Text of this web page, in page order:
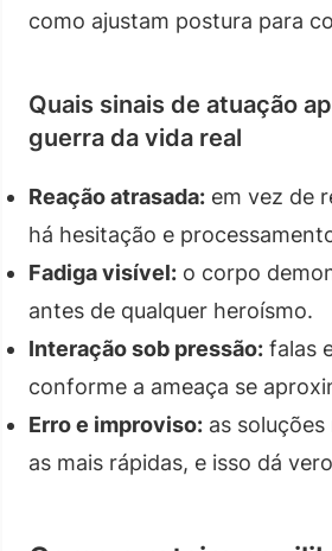
como ajustam postura para
Quais sinais de atuação
guerra da vida real
Reação atrasada: em vez de
há hesitação e
Fadiga visível: o corpo
antes de qualquer heroísmo.
Interação sob pressão: falas
conforme a ameaça se
Erro e improviso: as
as mais rápidas, e isso dá